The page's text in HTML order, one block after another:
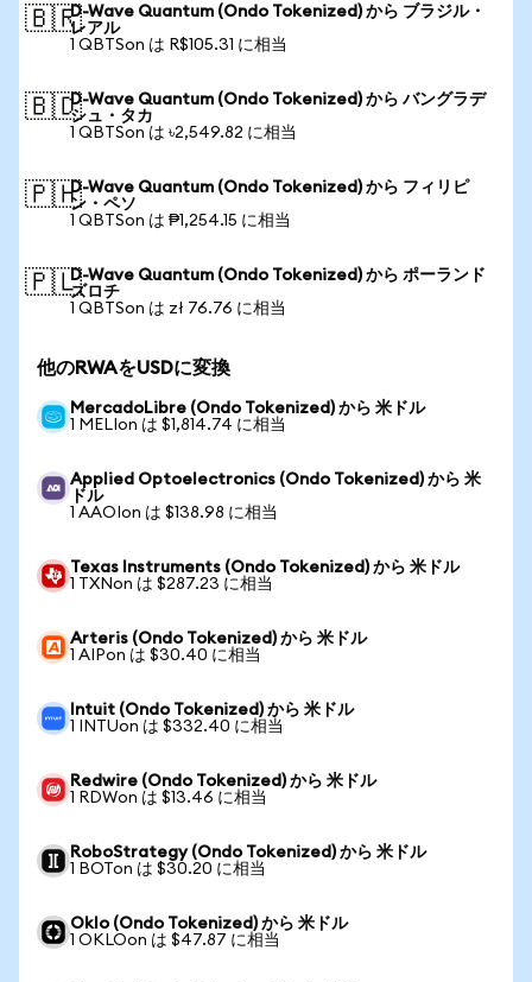
🇧🇷D-Wave Quantum (Ondo Tokenized) から ブラジル・
レアル
1 QBTSon は R$105.31 に相当
🇧🇩D-Wave Quantum (Ondo Tokenized) から バングラデ
シュ・タカ
1 QBTSon は ৳2,549.82 に相当
🇵🇭D-Wave Quantum (Ondo Tokenized) から フィリピ
ン・ペソ
1 QBTSon は ₱1,254.15 に相当
🇵🇱D-Wave Quantum (Ondo Tokenized) から ポーランド
ズロチ
1 QBTSon は zł 76.76 に相当
他のRWAをUSDに変換
MercadoLibre (Ondo Tokenized) から 米ドル
1 MELIon は $1,814.74 に相当
Applied Optoelectronics (Ondo Tokenized) から 米
ドル
1 AAOIon は $138.98 に相当
Texas Instruments (Ondo Tokenized) から 米ドル
1 TXNon は $287.23 に相当
Arteris (Ondo Tokenized) から 米ドル
1 AIPon は $30.40 に相当
Intuit (Ondo Tokenized) から 米ドル
1 INTUon は $332.40 に相当
Redwire (Ondo Tokenized) から 米ドル
1 RDWon は $13.46 に相当
RoboStrategy (Ondo Tokenized) から 米ドル
1 BOTon は $30.20 に相当
Oklo (Ondo Tokenized) から 米ドル
1 OKLOon は $47.87 に相当